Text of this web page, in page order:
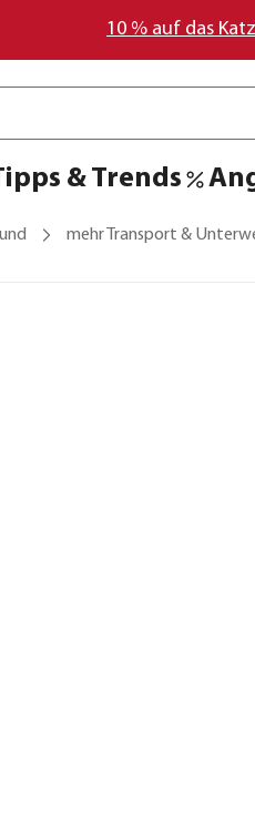
10 % auf das
& Trends
mehr Transport &